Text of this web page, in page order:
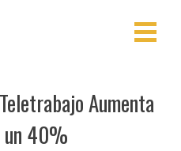
Aumenta
un 40%